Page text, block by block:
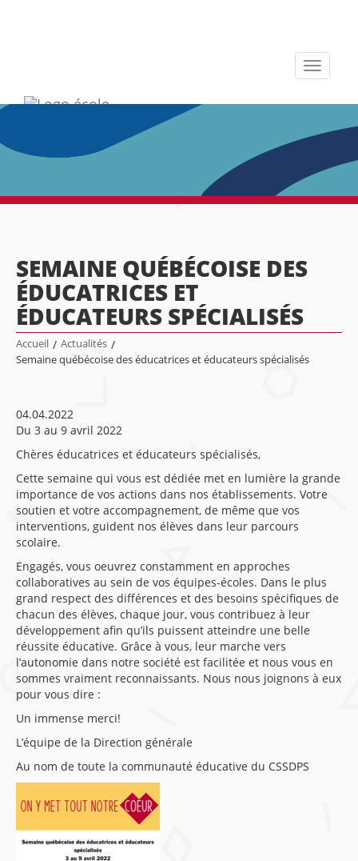
Toggle
SEMAINE QUÉBÉCOISE DES
ÉDUCATRICES ET
ÉDUCATEURS SPÉCIALISÉS
Accueil / Actualités /
Semaine québécoise des éducatrices et éducateurs spécialisés
04.04.2022
Du 3 au 9 avril 2022
Chères éducatrices et éducateurs spécialisés,
Cette semaine qui vous est dédiée met en lumière la grande
importance de vos actions dans nos établissements. Votre
soutien et votre accompagnement, de même que vos
interventions, guident nos élèves dans leur parcours
scolaire.
Engagés, vous oeuvrez constamment en approches
collaboratives au sein de vos équipes-écoles. Dans le plus
grand respect des différences et des besoins spécifiques de
chacun des élèves, chaque jour, vous contribuez à leur
développement afin qu’ils puissent atteindre une belle
réussite éducative. Grâce à vous, leur marche vers
l’autonomie dans notre société est facilitée et nous vous en
sommes vraiment reconnaissants. Nous nous joignons à eux
pour vous dire :
Un immense merci!
L’équipe de la Direction générale
Au nom de toute la communauté éducative du CSSDPS